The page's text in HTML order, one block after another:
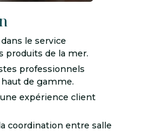
le service
produits de la mer.
professionnels
de gamme.
expérience client
coordination entre salle